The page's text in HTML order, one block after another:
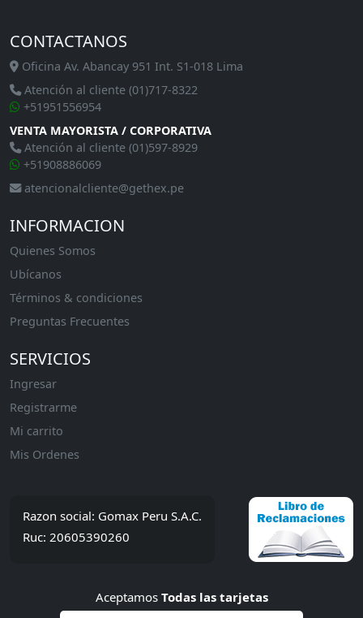
CONTACTANOS
Oficina Av. Abancay 951 Int. S1-018 Lima
Atención al cliente (01)717-8322
+51951556954
VENTA MAYORISTA / CORPORATIVA
Atención al cliente (01)597-8929
+51908886069
atencionalcliente@gethex.pe
INFORMACION
Quienes Somos
Ubícanos
Términos & condiciones
Preguntas Frecuentes
SERVICIOS
Ingresar
Registrarme
Mi carrito
Mis Ordenes
Razon social: Gomax Peru S.A.C.
Ruc: 20605390260
Aceptamos Todas las tarjetas